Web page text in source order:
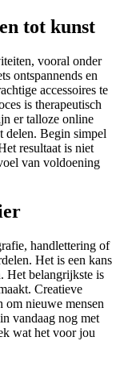
tot kunst
vooral onder
ontspannends en
accessoires te
is therapeutisch
er talloze online
delen. Begin simpel
resultaat is niet
van voldoening
handlettering of
Het is een kans
Het belangrijkste is
Creatieve
om nieuwe mensen
vandaag nog met
wat het voor jou